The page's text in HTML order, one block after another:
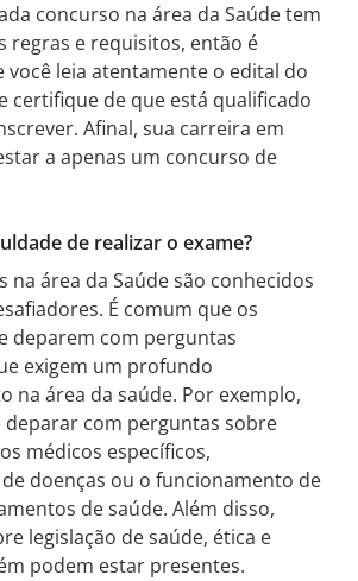
concurso na área da Saúde tem
regras e requisitos, então é
você leia atentamente o edital do
certifique de que está qualificado
Afinal, sua carreira em
a apenas um concurso de
de realizar o exame?
na área da Saúde são conhecidos
É comum que os
deparem com perguntas
exigem um profundo
na área da saúde. Por exemplo,
deparar com perguntas sobre
médicos específicos,
doenças ou o funcionamento de
de saúde. Além disso,
legislação de saúde, ética e
podem estar presentes.